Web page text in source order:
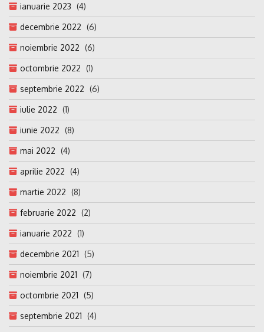
ianuarie 2023 (4)
decembrie 2022 (6)
noiembrie 2022 (6)
octombrie 2022 (1)
septembrie 2022 (6)
iulie 2022 (1)
iunie 2022 (8)
mai 2022 (4)
aprilie 2022 (4)
martie 2022 (8)
februarie 2022 (2)
ianuarie 2022 (1)
decembrie 2021 (5)
noiembrie 2021 (7)
octombrie 2021 (5)
septembrie 2021 (4)